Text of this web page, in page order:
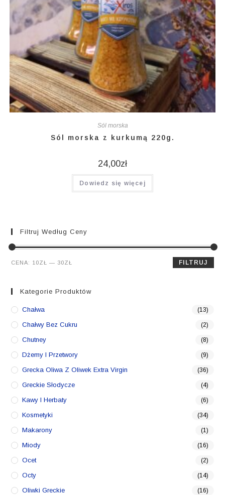
Sól morska
Sól morska z kurkumą 220g.
24,00zł
Dowiedz się więcej
Filtruj Według Ceny
Cena
Cena
FILTRUJ
CENA: 10ZŁ — 30ZŁ
Kategorie Produktów
Chałwa (13)
Chałwy Bez Cukru (2)
Chutney (8)
Dżemy I Przetwory (9)
Grecka Oliwa Z Oliwek Extra Virgin (36)
Greckie Słodycze (4)
Kawy I Herbaty (6)
Kosmetyki (34)
Makarony (1)
Miody (16)
Ocet (2)
Octy (14)
Oliwki Greckie (16)